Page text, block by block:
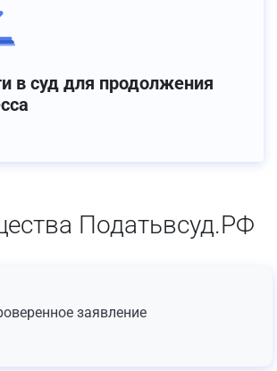
в суд для продолжения
Податьвсуд.РФ
заявление